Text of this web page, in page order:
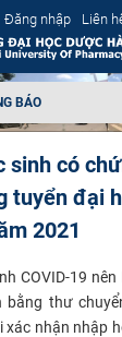
Đăng nhập Liên
BÁO
sinh có
tuyển đại
2021
COVID-19
bằng thư
nhận nhập